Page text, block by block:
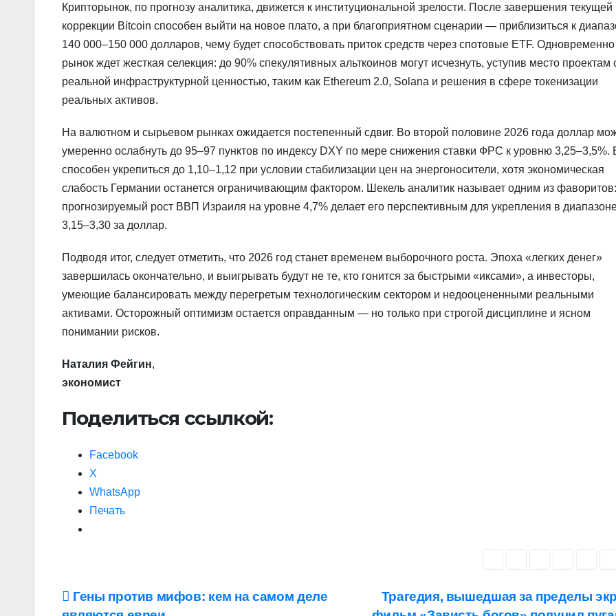
Крипторынок, по прогнозу аналитика, движется к институциональной зрелости. После завершения текущей
коррекции Bitcoin способен выйти на новое плато, а при благоприятном сценарии — приблизиться к
140 000–150 000 долларов, чему будет способствовать приток средств через спотовые ETF. Одновременно
рынок ждет жесткая селекция: до 90% спекулятивных альткоинов могут исчезнуть, уступив место проектам
реальной инфраструктурной ценностью, таким как Ethereum 2.0, Solana и решения в сфере токенизации
реальных активов.
На валютном и сырьевом рынках ожидается постепенный сдвиг. Во второй половине 2026 года доллар
умеренно ослабнуть до 95–97 пунктов по индексу DXY по мере снижения ставки ФРС к уровню 3,25–3,5%.
способен укрепиться до 1,10–1,12 при условии стабилизации цен на энергоносители, хотя экономическая
слабость Германии останется ограничивающим фактором. Шекель аналитик называет одним из фаворитов:
прогнозируемый рост ВВП Израиля на уровне 4,7% делает его перспективным для укрепления в
3,15–3,30 за доллар.
Подводя итог, следует отметить, что 2026 год станет временем выборочного роста. Эпоха «легких денег»
завершилась окончательно, и выигрывать будут не те, кто гонится за быстрыми «иксами», а инвесторы,
умеющие балансировать между перегретым технологическим сектором и недооцененными реальными
активами. Осторожный оптимизм остается оправданным — но только при строгой дисциплине и ясном
понимании рисков.
Наталия Фейгин,
экономист
Поделиться ссылкой:
Facebook
X
WhatsApp
Печать
Навигация
Трагедия, вышедшая за пределы
Гены против мифов: кем на самом деле